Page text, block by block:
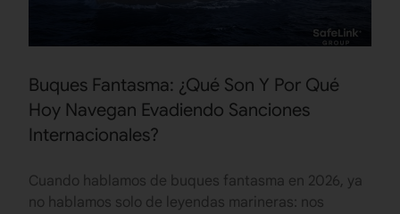
Buques Fantasma: ¿Qué Son Y Por Qué
Hoy Navegan Evadiendo Sanciones
Internacionales?
Cuando hablamos de buques fantasma en 2026, ya
no hablamos solo de leyendas marineras: nos